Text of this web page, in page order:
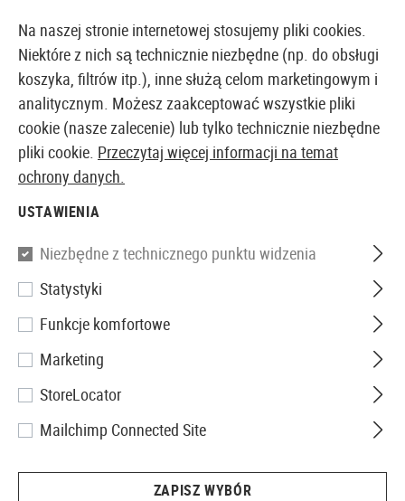
EUROPEJSKI AIRSOFT SKLEP I HURTOWNIA
Strona główna
GLx 2X Prism Scope ACSS
CQB-M5 5.56/.308/5.45
Na naszej stronie internetowej stosujemy pliki cookies.
Niektóre z nich są technicznie niezbędne (np. do obsługi
koszyka, filtrów itp.), inne służą celom marketingowym i
analitycznym. Możesz zaakceptować wszystkie pliki
cookie (nasze zalecenie) lub tylko technicznie niezbędne
pliki cookie. Przeczytaj więcej informacji na temat
ochrony danych.
USTAWIENIA
Niezbędne z technicznego punktu widzenia
Statystyki
Funkcje komfortowe
Marketing
StoreLocator
Mailchimp Connected Site
ZAPISZ WYBÓR